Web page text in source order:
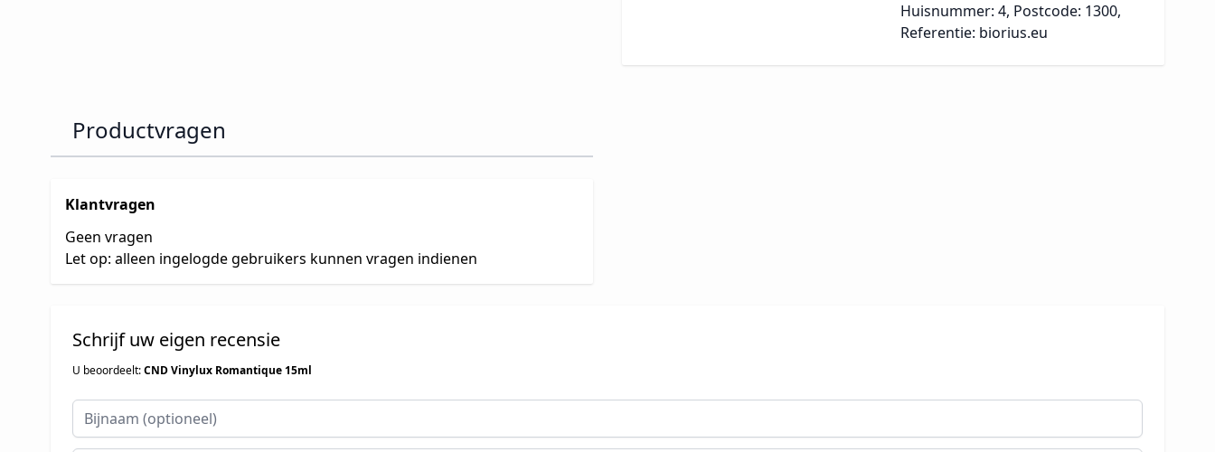
Huisnummer: 4, Postcode: 1300,
Referentie: biorius.eu
Productvragen
Klantvragen
Geen vragen
Let op: alleen ingelogde gebruikers kunnen vragen indienen
Schrijf uw eigen recensie
U beoordeelt:CND Vinylux Romantique 15ml
Bijnaam